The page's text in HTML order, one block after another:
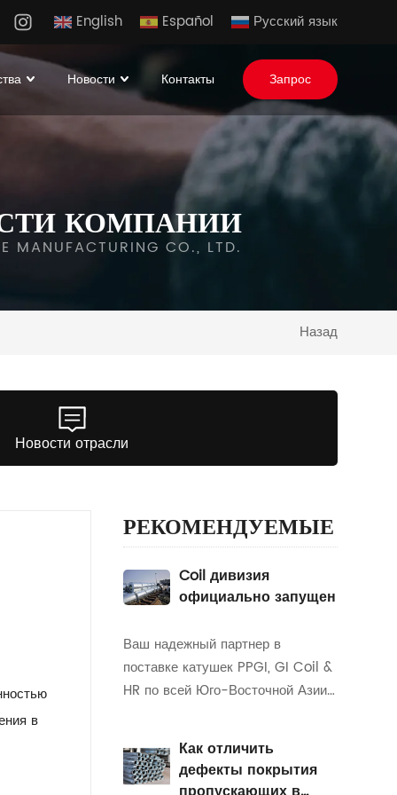
English Español Русский язык
Новости Контакты Запрос
КОМПАНИИ
MANUFACTURING CO., LTD.
Назад
Новости отрасли
в
РЕКОМЕНДУЕМЫЕ
Coil дивизия
официально запущен
Ваш надежный партнер в
поставке катушек PPGI, GI Coil &
HR по всей Юго-Восточной Азии!
INUFACTURING CO., LTD, мы
гордимся тем, что являемся
ведущим поставщиком
Как отличить
дефекты покрытия